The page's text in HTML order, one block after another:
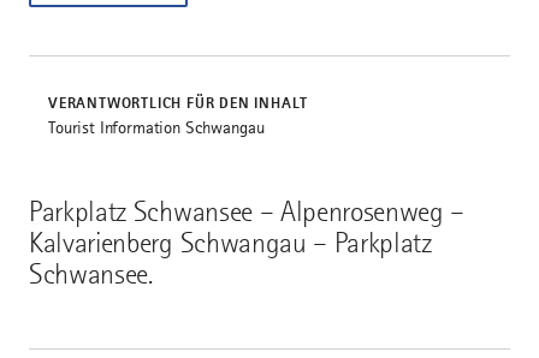
Parkplatz Schwansee – Alpenrosenweg –
Kalvarienberg Schwangau – Parkplatz
Schwansee.
VERANTWORTLICH FÜR DEN INHALT
Tourist Information Schwangau